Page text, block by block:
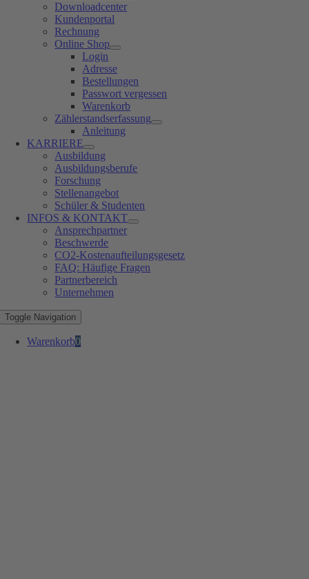
Downloadcenter
Kundenportal
Rechnung
Online Shop
Login
Adresse
Bestellungen
Passwort vergessen
Warenkorb
Zählerstandserfassung
Anleitung
KARRIERE
Ausbildung
Ausbildungsberufe
Forschung
Stellenangebot
Schüler & Studenten
INFOS & KONTAKT
Ansprechpartner
Beschwerde
CO2-Kostenaufteilungsgesetz
FAQ: Häufige Fragen
Partnerbereich
Unternehmen
Toggle Navigation
Warenkorb0